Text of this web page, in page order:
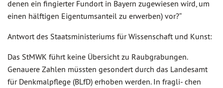
denen ein fingierter Fundort in Bayern zugewiesen wird, um
einen hälftigen Eigentumsanteil zu erwerben) vor?“
Antwort des Staatsministeriums für Wissenschaft und Kunst:
Das StMWK führt keine Übersicht zu Raubgrabungen.
Genauere Zahlen müssten gesondert durch das Landesamt
für Denkmalpflege (BLfD) erhoben werden. In fragli- chen